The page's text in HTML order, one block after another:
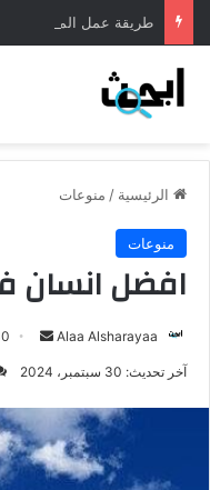
طريقة عمل المنسف
الرئيسية / منوعات
منوعات
افضل انسان
Alaa Alsharayaa
30
آخر تحديث: 30 سبتمبر، 2024